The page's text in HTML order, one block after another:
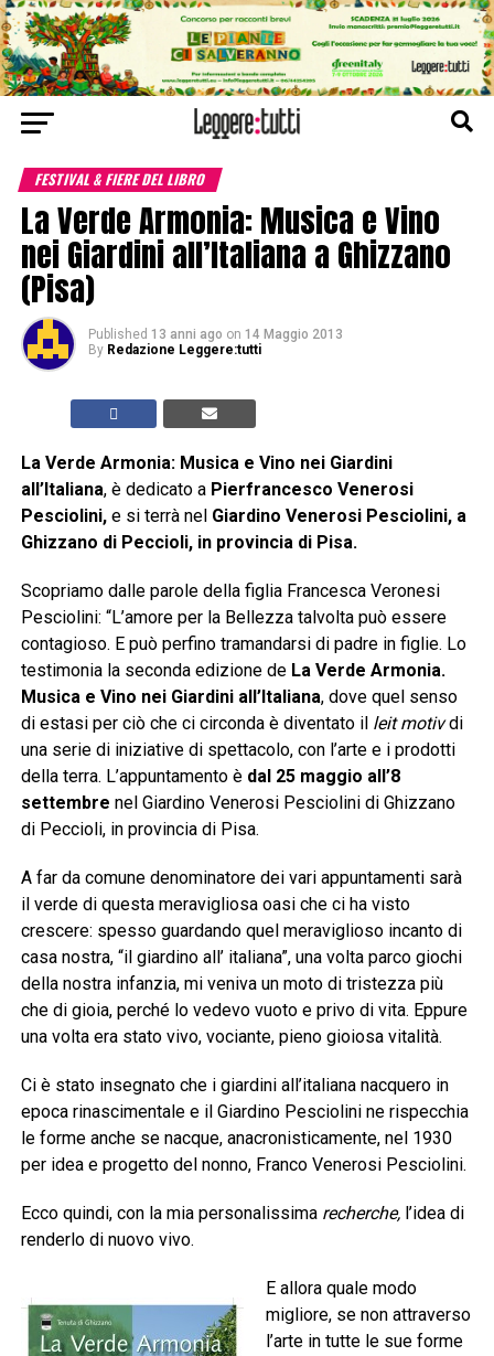
FESTIVAL & FIERE DEL LIBRO
La Verde Armonia: Musica e Vino
nei Giardini all’Italiana a Ghizzano
(Pisa)
Published 13 anni ago on 14 Maggio 2013
By Redazione Leggere:tutti
La Verde Armonia: Musica e Vino nei Giardini
all’Italiana, è dedicato a Pierfrancesco Venerosi
Pesciolini, e si terrà nel Giardino Venerosi Pesciolini, a
Ghizzano di Peccioli, in provincia di Pisa.
Scopriamo dalle parole della figlia Francesca Veronesi
Pesciolini: “L’amore per la Bellezza talvolta può essere
contagioso. E può perfino tramandarsi di padre in figlie. Lo
testimonia la seconda edizione de La Verde Armonia.
Musica e Vino nei Giardini all’Italiana, dove quel senso
di estasi per ciò che ci circonda è diventato il leit motivdi
una serie di iniziative di spettacolo, con l’arte e i prodotti
della terra. L’appuntamento è dal 25 maggio all’8
settembre nel Giardino Venerosi Pesciolini di Ghizzano
di Peccioli, in provincia di Pisa.
A far da comune denominatore dei vari appuntamenti sarà
il verde di questa meravigliosa oasi che ci ha visto
crescere: spesso guardando quel meraviglioso incanto di
casa nostra, “il giardino all’ italiana”, una volta parco giochi
della nostra infanzia, mi veniva un moto di tristezza più
che di gioia, perché lo vedevo vuoto e privo di vita. Eppure
una volta era stato vivo, vociante, pieno gioiosa vitalità.
Ci è stato insegnato che i giardini all’italiana nacquero in
epoca rinascimentale e il Giardino Pesciolini ne rispecchia
le forme anche se nacque, anacronisticamente, nel 1930
per idea e progetto del nonno, Franco Venerosi Pesciolini.
Ecco quindi, con la mia personalissima recherche, l’idea di
renderlo di nuovo vivo.
E allora quale modo
migliore, se non attraverso
l’arte in tutte le sue forme